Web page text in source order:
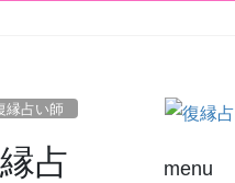
縁占い師
占
menu